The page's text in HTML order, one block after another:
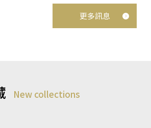
更多訊息
New collections